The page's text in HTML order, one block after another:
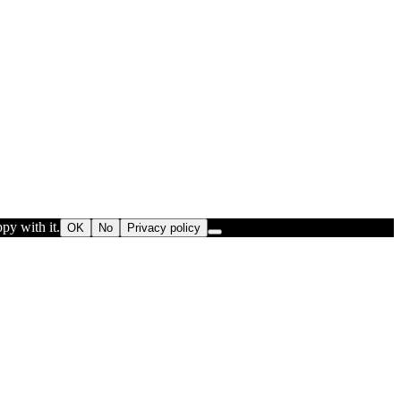
with it. OK No Privacy policy